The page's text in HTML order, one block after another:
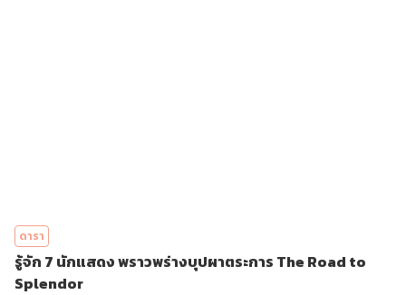
ดารา
รู้จัก 7 นักแสดง พราวพร่างบุปผาตระการ The Road to
Splendor